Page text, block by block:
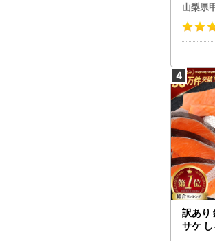
472
カット
山梨県
訳あり
サケ